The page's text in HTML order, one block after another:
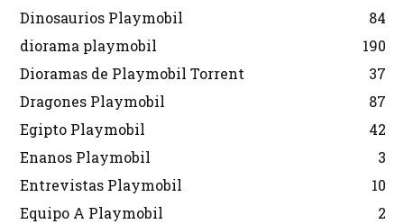
Dinosaurios Playmobil
84
diorama playmobil
190
Dioramas de Playmobil Torrent
37
Dragones Playmobil
87
Egipto Playmobil
42
Enanos Playmobil
3
Entrevistas Playmobil
10
Equipo A Playmobil
2